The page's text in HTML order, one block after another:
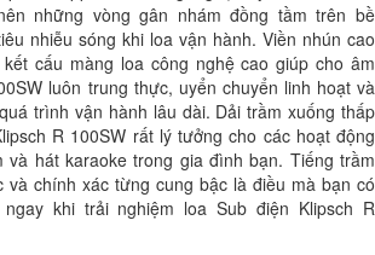
những vòng gân nhám đồng tầm trên bề
nhiễu sóng khi loa vận hành. Viền nhún cao
cấu màng loa công nghệ cao giúp cho âm
luôn trung thực, uyển chuyển linh hoạt và
trình vận hành lâu dài. Dải trầm xuống thấp
R 100SW rất lý tưởng cho các hoạt động
và hát karaoke trong gia đình bạn. Tiếng trầm
và chính xác từng cung bậc là điều mà bạn có
khi trải nghiệm loa Sub điện Klipsch R